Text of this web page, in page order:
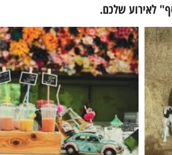
לאירוע שלכם.